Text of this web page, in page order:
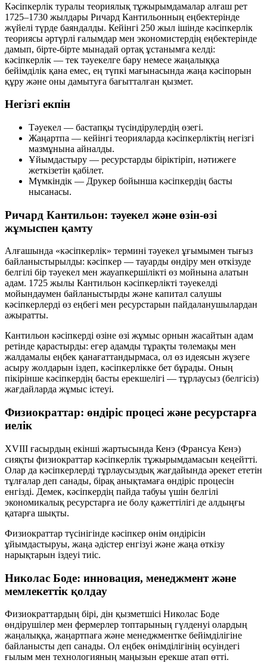
Кәсіпкерлік туралы теориялық тұжырымдамалар алғаш рет
1725–1730 жылдары Ричард Кантильонның еңбектерінде
жүйелі түрде баяндалды. Кейінгі 250 жыл ішінде кәсіпкерлік
теориясы әртүрлі ғалымдар мен экономистердің еңбектерінде
дамып, бірте-бірте мынадай ортақ ұстанымға келді:
кәсіпкерлік — тек тәуекелге бару немесе жаңалыққа
бейімділік қана емес, ең түпкі мағынасында жаңа кәсіпорын
құру және оны дамытуға бағытталған қызмет.
Негізгі екпін
Тәуекел — бастапқы түсіндірулердің өзегі.
Жаңартпа — кейінгі теорияларда кәсіпкерліктің негізгі
мазмұнына айналды.
Ұйымдастыру — ресурстарды біріктіріп, нәтижеге
жеткізетін қабілет.
Мүмкіндік — Друкер бойынша кәсіпкердің басты
нысанасы.
Ричард Кантильон: тәуекел және өзін-өзі
жұмыспен қамту
Алғашында «кәсіпкерлік» термині тәуекел ұғымымен тығыз
байланыстырылды: кәсіпкер — тауарды өндіру мен өткізуде
белгілі бір тәуекел мен жауапкершілікті өз мойнына алатын
адам. 1725 жылы Кантильон кәсіпкерлікті тәуекелді
мойындаумен байланыстырды және капитал салушы
кәсіпкерлерді өз еңбегі мен ресурстарын пайдаланушылардан
ажыратты.
Кантильон кәсіпкерді өзіне өзі жұмыс орнын жасайтын адам
ретінде қарастырды: егер адамды тұрақты төлемақы мен
жалдамалы еңбек қанағаттандырмаса, ол өз идеясын жүзеге
асыру жолдарын іздеп, кәсіпкерлікке бет бұрады. Оның
пікірінше кәсіпкердің басты ерекшелігі — тұрлаусыз (белгісіз)
жағдайларда жұмыс істеуі.
Физиократтар: өндіріс процесі және ресурстарға
иелік
XVIII ғасырдың екінші жартысында Кенэ (Франсуа Кенэ)
сияқты физиократтар кәсіпкерлік тұжырымдамасын кеңейтті.
Олар да кәсіпкерлерді тұрлаусыздық жағдайында әрекет ететін
тұлғалар деп санады, бірақ анықтамаға өндіріс процесін
енгізді. Демек, кәсіпкердің пайда табуы үшін белгілі
экономикалық ресурстарға ие болу қажеттілігі де алдыңғы
қатарға шықты.
Физиократтар түсінігінде кәсіпкер өнім өндірісін
ұйымдастыруы, жаңа әдістер енгізуі және жаңа өткізу
нарықтарын іздеуі тиіс.
Николас Боде: инновация, менеджмент және
мемлекеттік қолдау
Физиократтардың бірі, дін қызметшісі Николас Боде
өндірушілер мен фермерлер топтарының гүлденуі олардың
жаңалыққа, жаңартпаға және менеджментке бейімділігіне
байланысты деп санады. Ол еңбек өнімділігінің өсуіндегі
ғылым мен технологияның маңызын ерекше атап өтті.